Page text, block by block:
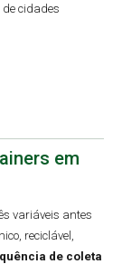
cidades
em
variáveis antes
reciclável,
de coleta